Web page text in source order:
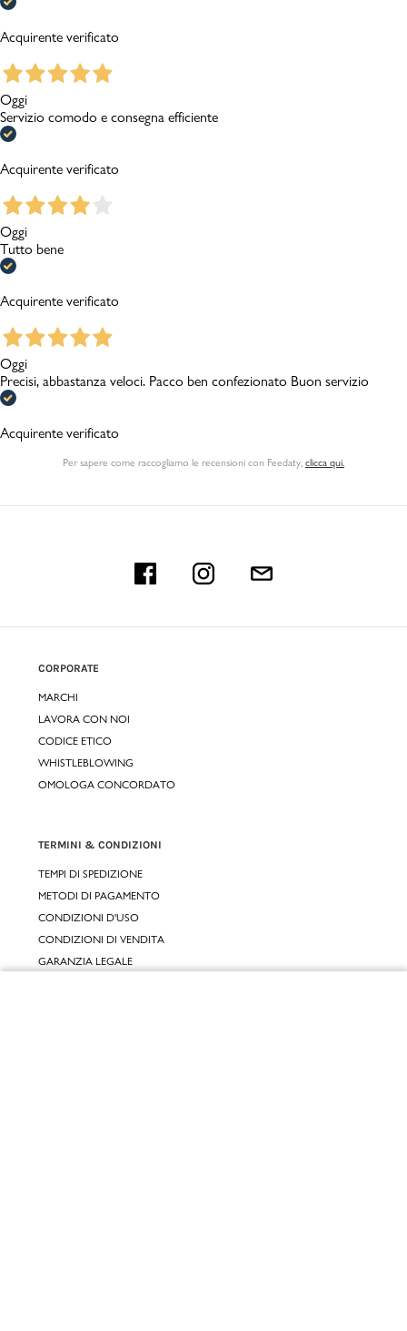
Acquirente verificato
Oggi
Servizio comodo e consegna efficiente
Acquirente verificato
Oggi
Tutto bene
Acquirente verificato
Oggi
Precisi, abbastanza veloci. Pacco ben confezionato Buon servizio
Acquirente verificato
Per sapere come raccogliamo le recensioni con Feedaty, clicca qui.
CORPORATE
MARCHI
LAVORA CON NOI
CODICE ETICO
WHISTLEBLOWING
OMOLOGA CONCORDATO
TERMINI & CONDIZIONI
TEMPI DI SPEDIZIONE
METODI DI PAGAMENTO
CONDIZIONI D'USO
CONDIZIONI DI VENDITA
GARANZIA LEGALE